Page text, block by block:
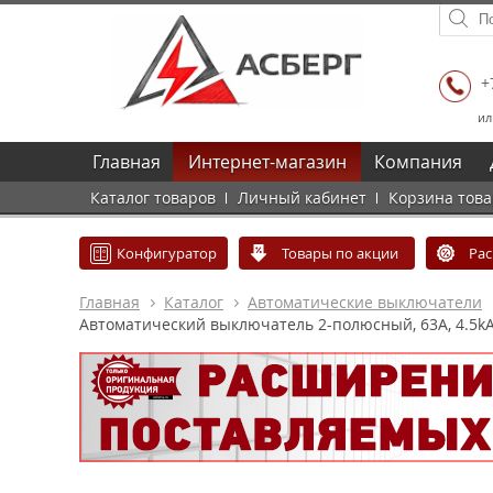
Главная Интернет-магазин
Каталог товаров Личный кабинет Корзина
Компания
Конфигуратор Товары по акции
Главная Каталог
Автоматические выключатели
Автоматический выключатель 2-полюсный, 63А,